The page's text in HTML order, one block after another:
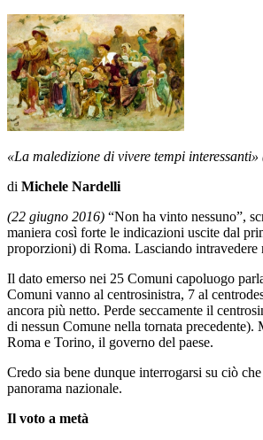
«La maledizione di vivere tempi interessanti»
di Michele Nardelli
(22 giugno 2016) “Non ha vinto nessuno”,
maniera così forte le indicazioni uscite dal
proporzioni) di Roma. Lasciando intravedere
Il dato emerso nei 25 Comuni capoluogo
Comuni vanno al centrosinistra, 7 al
ancora più netto. Perde seccamente il
di nessun Comune nella tornata
Roma e Torino, il governo del paese.
Credo sia bene dunque interrogarsi su ciò
panorama nazionale.
Il voto a metà